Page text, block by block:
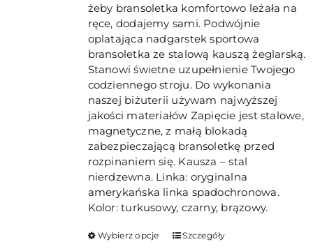
żeby bransoletka komfortowo leżała na
ręce, dodajemy sami. Podwójnie
oplatająca nadgarstek sportowa
bransoletka ze stalową kauszą żeglarską.
Stanowi świetne uzupełnienie Twojego
codziennego stroju. Do wykonania
naszej biżuterii używam najwyższej
jakości materiałów Zapięcie jest stalowe,
magnetyczne, z małą blokadą
zabezpieczającą bransoletkę przed
rozpinaniem się. Kausza – stal
nierdzewna. Linka: oryginalna
amerykańska linka spadochronowa.
Kolor: turkusowy, czarny, brązowy.
Wybierz opcje
TenSzczegóły